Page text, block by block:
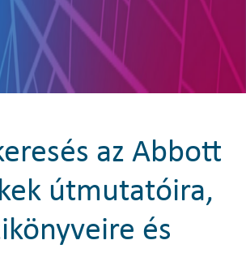
az Abbott
útmutatóira,
és